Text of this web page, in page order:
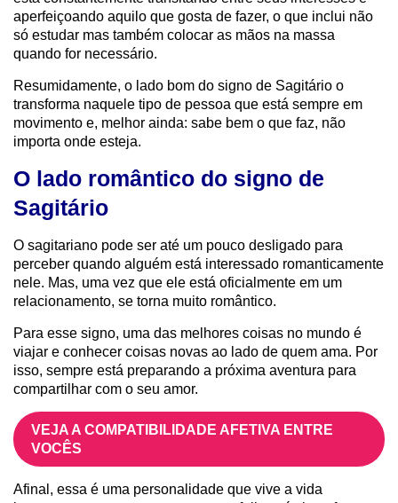
aperfeiçoando aquilo que gosta de fazer, o que inclui não
só estudar mas também colocar as mãos na massa
quando for necessário.
Resumidamente, o lado bom do signo de Sagitário o
transforma naquele tipo de pessoa que está sempre em
movimento e, melhor ainda: sabe bem o que faz, não
importa onde esteja.
O lado romântico do signo de
Sagitário
O sagitariano pode ser até um pouco desligado para
perceber quando alguém está interessado romanticamente
nele. Mas, uma vez que ele está oficialmente em um
relacionamento, se torna muito romântico.
Para esse signo, uma das melhores coisas no mundo é
viajar e conhecer coisas novas ao lado de quem ama. Por
isso, sempre está preparando a próxima aventura para
compartilhar com o seu amor.
VEJA A COMPATIBILIDADE AFETIVA ENTRE
VOCÊS
Afinal, essa é uma personalidade que vive a vida